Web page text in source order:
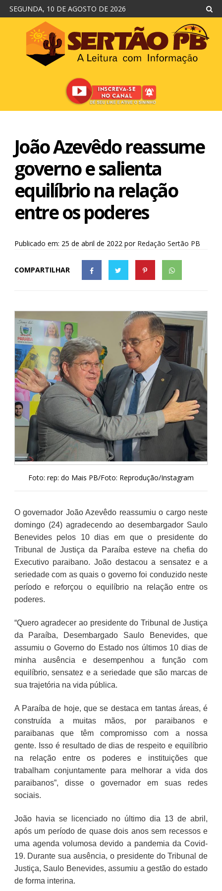
SEGUNDA, 10 DE AGOSTO DE 2026
João Azevêdo reassume
governo e salienta
equilíbrio na relação
entre os poderes
Publicado em: 25 de abril de 2022 por Redação Sertão PB
COMPARTILHAR
Foto: rep: do Mais PB/Foto: Reprodução/Instagram
O governador João Azevêdo reassumiu o cargo neste
domingo (24) agradecendo ao desembargador Saulo
Benevides pelos 10 dias em que o presidente do
Tribunal de Justiça da Paraíba esteve na chefia do
Executivo paraibano. João destacou a sensatez e a
seriedade com as quais o governo foi conduzido neste
período e reforçou o equilíbrio na relação entre os
poderes.
“Quero agradecer ao presidente do Tribunal de Justiça
da Paraíba, Desembargado Saulo Benevides, que
assumiu o Governo do Estado nos últimos 10 dias de
minha ausência e desempenhou a função com
equilíbrio, sensatez e a seriedade que são marcas de
sua trajetória na vida pública.
A Paraíba de hoje, que se destaca em tantas áreas, é
construída a muitas mãos, por paraibanos e
paraibanas que têm compromisso com a nossa
gente. Isso é resultado de dias de respeito e equilíbrio
na relação entre os poderes e instituições que
trabalham conjuntamente para melhorar a vida dos
paraibanos”, disse o governador em suas redes
sociais.
João havia se licenciado no último dia 13 de abril,
após um período de quase dois anos sem recessos e
uma agenda volumosa devido a pandemia da Covid-
19. Durante sua ausência, o presidente do Tribunal de
Justiça, Saulo Benevides, assumiu a gestão do estado
de forma interina.